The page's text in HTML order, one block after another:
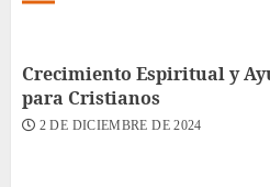
Crecimiento Espiritual y
para Cristianos
2 DE DICIEMBRE DE 2024